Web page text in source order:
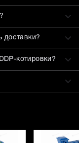
доставки?
котировки?